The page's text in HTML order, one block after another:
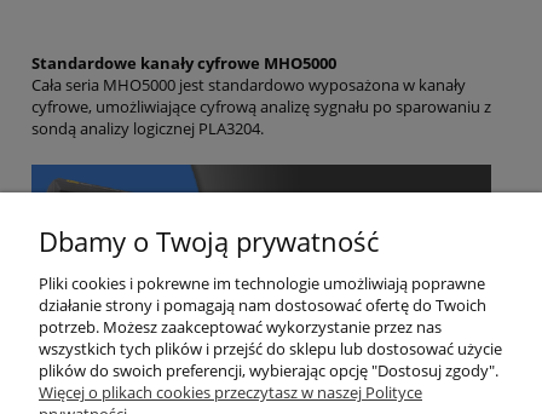
Standardowe kanały cyfrowe MHO5000
Cała seria MHO5000 jest standardowo wyposażona w kanały
cyfrowe, umożliwiające cyfrową analizę sygnału po sparowaniu z
sondą analizy logicznej PLA3204.
Dbamy o Twoją prywatność
Pliki cookies i pokrewne im technologie umożliwiają poprawne
działanie strony i pomagają nam dostosować ofertę do Twoich
potrzeb. Możesz zaakceptować wykorzystanie przez nas
wszystkich tych plików i przejść do sklepu lub dostosować użycie
plików do swoich preferencji, wybierając opcję "Dostosuj zgody".
Więcej o plikach cookies przeczytasz w naszej Polityce